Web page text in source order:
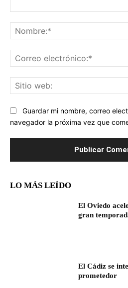
Guardar mi nombre, correo
navegador la próxima vez que
LO MÁS LEÍDO
El Oviedo
gran
El Cádiz se
prometedor